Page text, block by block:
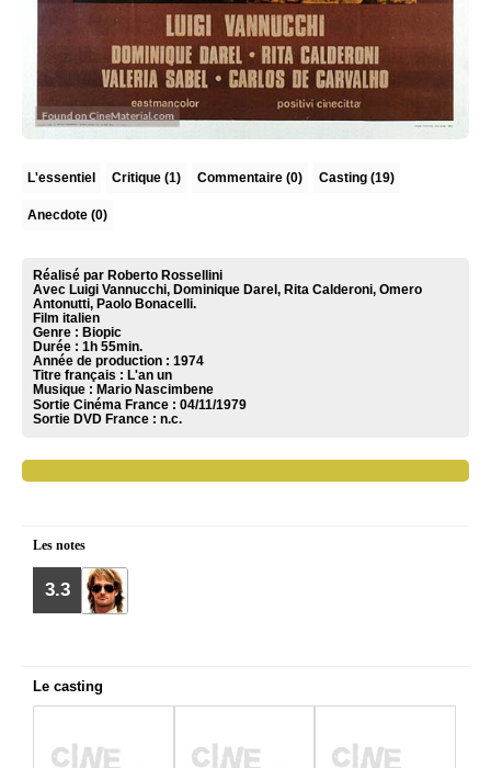
L'essentiel Critique (1) Commentaire (0) Casting (19)
Anecdote (0)
Réalisé par Roberto Rossellini
Avec Luigi Vannucchi, Dominique Darel, Rita Calderoni, Omero
Antonutti, Paolo Bonacelli.
Film italien
Genre : Biopic
Durée : 1h 55min.
Année de production : 1974
Titre français : L'an un
Musique : Mario Nascimbene
Sortie Cinéma France : 04/11/1979
Sortie DVD France : n.c.
Les notes
3.3
Le casting